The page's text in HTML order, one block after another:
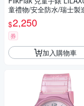
童禮物/安全防水/瑞士製
P102 (36.7mm)
$2,250
券
加入購物車